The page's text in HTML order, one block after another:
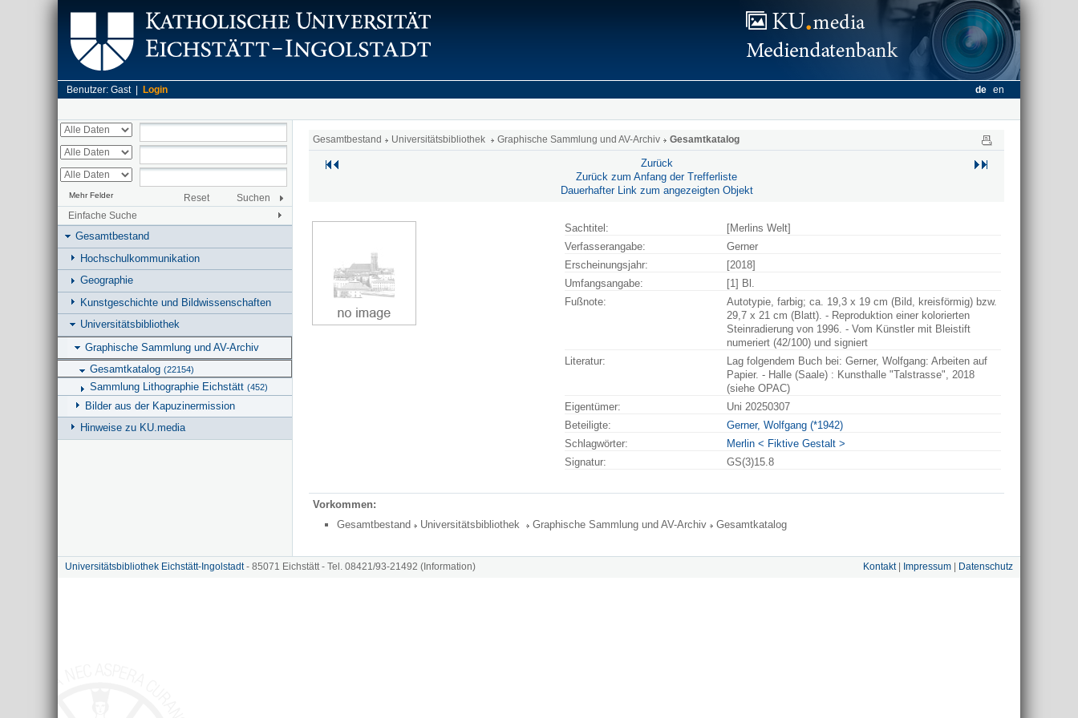
Benutzer: Gast | Login de en
Mehr Felder Reset
Suchen
Einfache Suche
Gesamtbestand
Hochschulkommunikation
Geographie
Kunstgeschichte und Bildwissenschaften
Universitätsbibliothek
Graphische Sammlung und AV-Archiv
Gesamtkatalog (22154)
Sammlung Lithographie Eichstätt (452)
Bilder aus der Kapuzinermission
Hinweise zu KU.media
Gesamtbestand Universitätsbibliothek Graphische Sammlung und AV-Archiv Gesamtkatalog
Zurück
Zurück zum Anfang der Trefferliste
Dauerhafter Link zum angezeigten Objekt
Sachtitel:
[Merlins Welt]
Verfasserangabe:
Gerner
Erscheinungsjahr:
[2018]
Umfangsangabe:
[1] Bl.
Fußnote:
Autotypie, farbig; ca. 19,3 x 19 cm (Bild, kreisförmig) bzw.
29,7 x 21 cm (Blatt). - Reproduktion einer kolorierten
Steinradierung von 1996. - Vom Künstler mit Bleistift
numeriert (42/100) und signiert
Literatur:
Lag folgendem Buch bei: Gerner, Wolfgang: Arbeiten auf
Papier. - Halle (Saale) : Kunsthalle "Talstrasse", 2018
(siehe OPAC)
Eigentümer:
Uni 20250307
Beteiligte:
Gerner, Wolfgang (*1942)
Schlagwörter:
Merlin < Fiktive Gestalt >
Signatur:
GS(3)15.8
Vorkommen:
Gesamtbestand
Universitätsbibliothek Graphische Sammlung und AV-Archiv Gesamtkatalog
Universitätsbibliothek Eichstätt-Ingolstadt- 85071 Eichstätt - Tel. 08421/93-21492 (Information) Kontakt| Impressum | Datenschutz